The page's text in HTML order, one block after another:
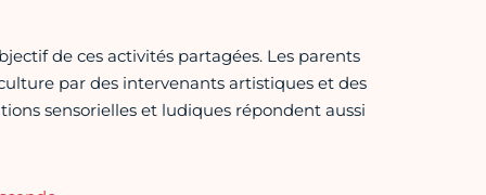
de ces activités partagées. Les parents
par des intervenants artistiques et des
sensorielles et ludiques répondent aussi